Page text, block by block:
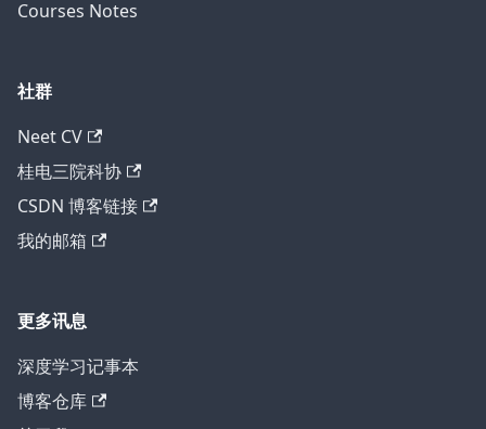
Courses Notes
社群
Neet CV
桂电三院科协
CSDN 博客链接
我的邮箱
更多讯息
深度学习记事本
博客仓库